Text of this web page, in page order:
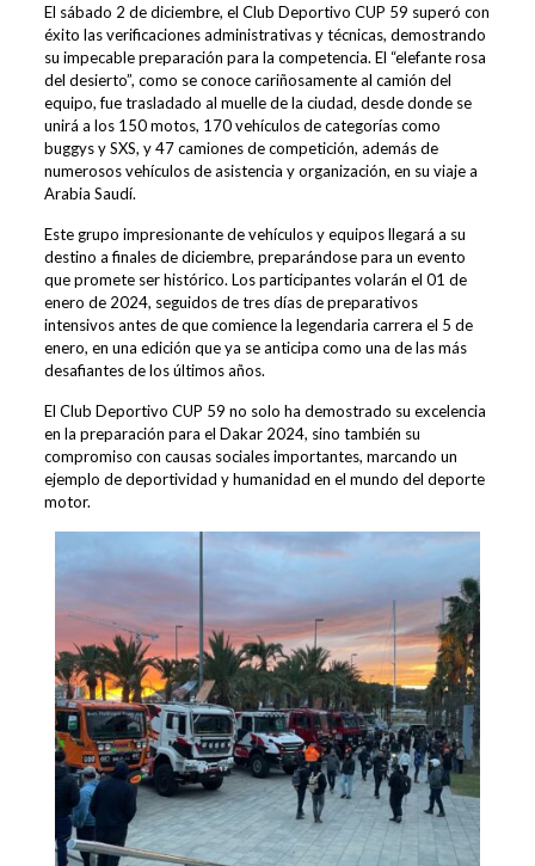
El sábado 2 de diciembre, el Club Deportivo CUP 59 superó con
éxito las verificaciones administrativas y técnicas, demostrando
su impecable preparación para la competencia. El “elefante rosa
del desierto”, como se conoce cariñosamente al camión del
equipo, fue trasladado al muelle de la ciudad, desde donde se
unirá a los 150 motos, 170 vehículos de categorías como
buggys y SXS, y 47 camiones de competición, además de
numerosos vehículos de asistencia y organización, en su viaje a
Arabia Saudí.
Este grupo impresionante de vehículos y equipos llegará a su
destino a finales de diciembre, preparándose para un evento
que promete ser histórico. Los participantes volarán el 01 de
enero de 2024, seguidos de tres días de preparativos
intensivos antes de que comience la legendaria carrera el 5 de
enero, en una edición que ya se anticipa como una de las más
desafiantes de los últimos años.
El Club Deportivo CUP 59 no solo ha demostrado su excelencia
en la preparación para el Dakar 2024, sino también su
compromiso con causas sociales importantes, marcando un
ejemplo de deportividad y humanidad en el mundo del deporte
motor.